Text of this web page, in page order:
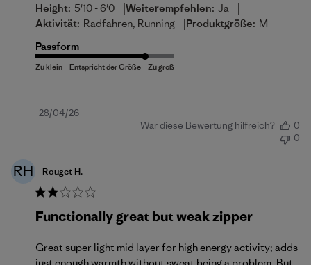
Height: 5'10 - 6'0 |Weiterempfehlen: Ja |
Aktivität: Radfahren, Running |Produktgröße: M
Passform
Veröffentlichungsdatum
28/04/26
War diese Bewertung hilfreich?
0
0
RH Rouget H.
Functionally great but weak zipper
Great super light mid layer for high energy activity; adds